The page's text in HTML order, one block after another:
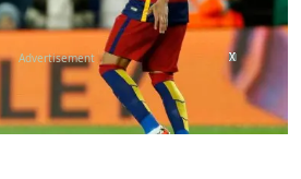
X
X
X